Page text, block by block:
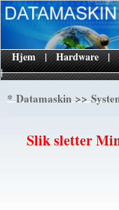
|
Hjem | Hardware |
*Datamaskin>>
Slik sletter